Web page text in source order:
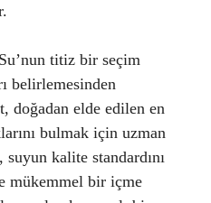
titiz bir seçim
belirlemesinden
doğadan elde edilen en
bulmak için uzman
kalite standardını
mükemmel bir içme